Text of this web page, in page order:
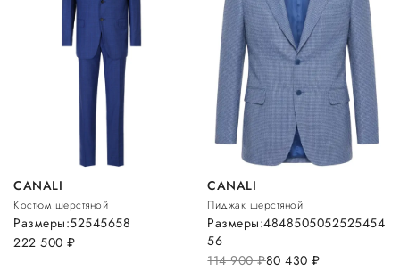
CANALI
Костюм шерстяной
222 500 руб.
Размеры:52545658
CANALI
Пиджак шерстяной
114 900руб.80 430руб.
Размеры:4848505052525454
56